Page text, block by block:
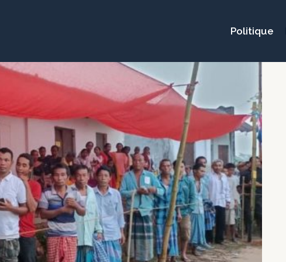
Politique